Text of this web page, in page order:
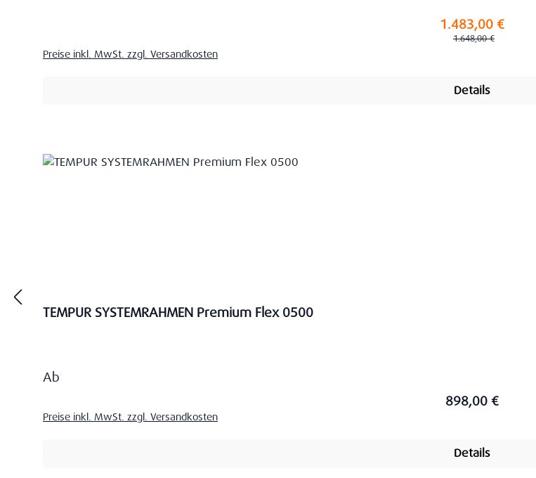
1.483,00 €
Regulärer Preis:
1.648,00 €
Preise inkl. MwSt. zzgl. Versandkosten
Details
TEMPUR SYSTEMRAHMEN Premium Flex 0500
Regulärer Preis:
Ab
898,00 €
Preise inkl. MwSt. zzgl. Versandkosten
Details